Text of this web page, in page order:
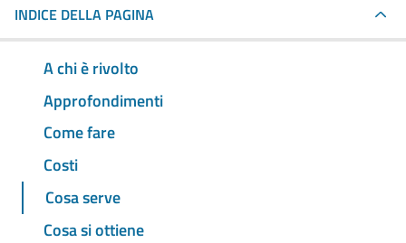
INDICE DELLA PAGINA
A chi è rivolto
Approfondimenti
Come fare
Costi
Cosa serve
Cosa si ottiene